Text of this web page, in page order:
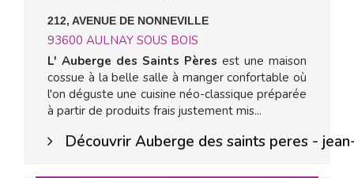
212, AVENUE DE NONNEVILLE
93600 AULNAY SOUS BOIS
L' Auberge des Saints Pères est une maison
cossue à la belle salle à manger confortable où
l'on déguste une cuisine néo-classique préparée
à partir de produits frais justement mis...
Découvrir Auberge des saints peres -